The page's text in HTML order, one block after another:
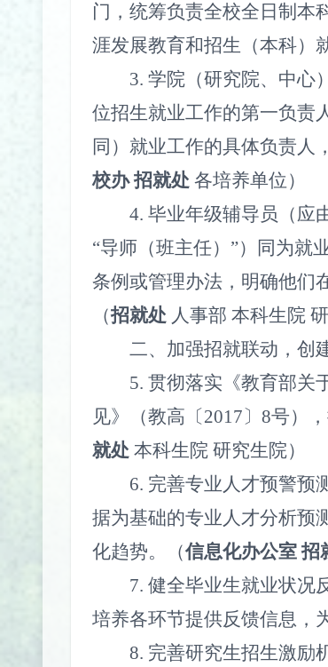
门，统筹负责全校全日制本
涯发展教育和招生（本科）
3. 学院（研究院、中心
位招生就业工作的第一负责
同）就业工作的具体负责人
校办 招就处 各培养单位）
4. 毕业年级辅导员（应
“导师（班主任）”）同为就
条例或管理办法，明确他们
（招就处 人事部 本科生院
二、加强招就联动，创
5. 贯彻落实《教育部关
见》（教高〔2017〕 8号）
就处 本科生院 研究生院）
6. 完善专业人才预警预
据为基础的专业人才分析预
化趋势。（信息化办公室 招
7. 健全毕业生就业状况
培养各环节提供反馈信息，
8. 完善研究生招生激励